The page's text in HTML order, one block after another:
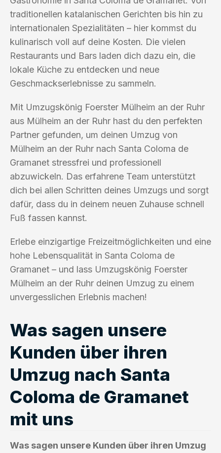
traditionellen katalanischen Gerichten bis hin zu
internationalen Spezialitäten – hier kommst du
kulinarisch voll auf deine Kosten. Die vielen
Restaurants und Bars laden dich dazu ein, die
lokale Küche zu entdecken und neue
Geschmackserlebnisse zu sammeln.
Mit Umzugskönig Foerster Mülheim an der Ruhr
aus Mülheim an der Ruhr hast du den perfekten
Partner gefunden, um deinen Umzug von
Mülheim an der Ruhr nach Santa Coloma de
Gramanet stressfrei und professionell
abzuwickeln. Das erfahrene Team unterstützt
dich bei allen Schritten deines Umzugs und sorgt
dafür, dass du in deinem neuen Zuhause schnell
Fuß fassen kannst.
Erlebe einzigartige Freizeitmöglichkeiten und eine
hohe Lebensqualität in Santa Coloma de
Gramanet – und lass Umzugskönig Foerster
Mülheim an der Ruhr deinen Umzug zu einem
unvergesslichen Erlebnis machen!
Was sagen unsere
Kunden über ihren
Umzug nach Santa
Coloma de Gramanet
mit uns
Was sagen unsere Kunden über ihren Umzug